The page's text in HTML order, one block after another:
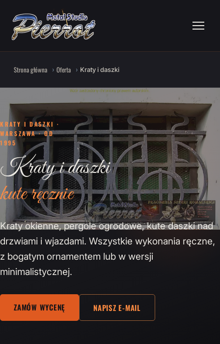
Strona główna Oferta Kraty i daszki
KRATY I DASZKI ·
WARSZAWA · OD
1995
Kraty i daszki
kute ręcznie
Kraty okienne, pergole ogrodowe, kute daszki nad
drzwiami i wjazdami. Wszystkie wykonania ręczne,
z bogatym ornamentem lub w wersji
minimalistycznej.
ZAMÓW WYCENĘ NAPISZ E-MAIL